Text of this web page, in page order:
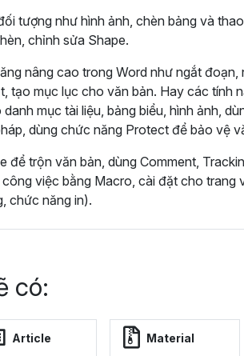
tượng như hình ảnh, chèn bảng và
chỉnh sửa Shape.
nâng cao trong Word như ngắt đoạn,
tạo mục lục cho văn bản. Hay các tính
mục tài liệu, bảng biểu, hình ảnh,
dùng chức năng Protect để bảo vệ
để trộn văn bản, dùng Comment,
việc bằng Macro, cài đặt cho trang
chức năng in).
có:
Article
Material